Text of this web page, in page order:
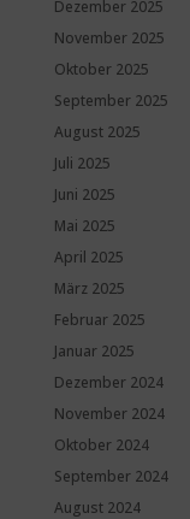
Dezember 2025
November 2025
Oktober 2025
September 2025
August 2025
Juli 2025
Juni 2025
Mai 2025
April 2025
März 2025
Februar 2025
Januar 2025
Dezember 2024
November 2024
Oktober 2024
September 2024
August 2024